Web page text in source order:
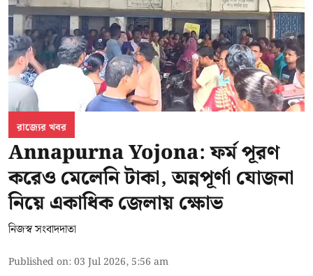
রাজ্যের খবর
Annapurna Yojona: ফর্ম পূরণ
করেও মেলেনি টাকা, অন্নপূর্ণা যোজনা
নিয়ে একাধিক জেলায় ক্ষোভ
নিজস্ব সংবাদদাতা
Published on:03 Jul 2026, 5:56 am